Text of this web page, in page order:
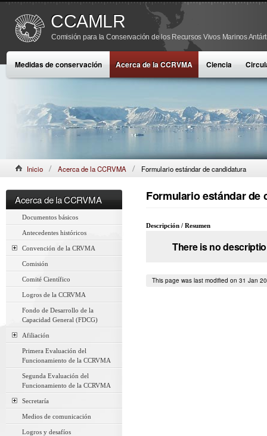
CCAMLR
Comisión para la Conservación de los Recursos Vivos Marinos
Medidas de conservación Acerca de la CCRVMA Ciencia
Inicio Acerca de la CCRVMA Formulario estándar de candidatura
Acerca de la CCRVMA
Documentos básicos
Antecedentes históricos
Convención de la CRVMA
Comisión
Comité Científico
Logros de la CCRVMA
Fondo de Desarrollo de la
Capacidad General (FDCG)
Afiliación
Primera Evaluación del
Funcionamiento de la CCRVMA
Segunda Evaluación del
Funcionamiento de la CCRVMA
Secretaría
Medios de comunicación
Logros y desafíos
Formulario estándar de
Descripción / Resumen
There is no
This page was last modified on 31 Jan